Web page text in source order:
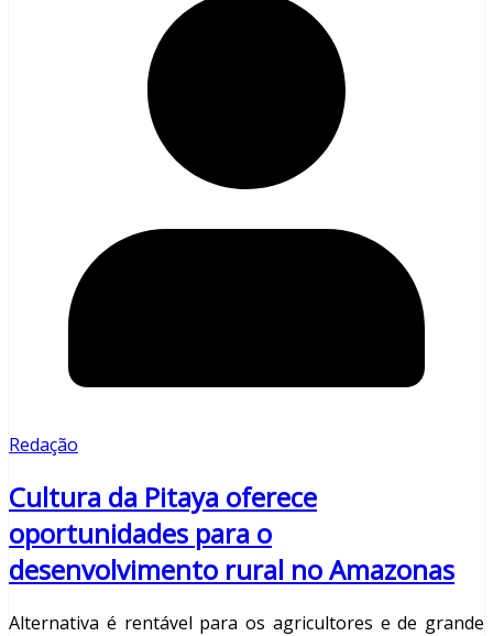
Redação
Cultura da Pitaya oferece
oportunidades para o
desenvolvimento rural no Amazonas
Alternativa é rentável para os agricultores e de grande